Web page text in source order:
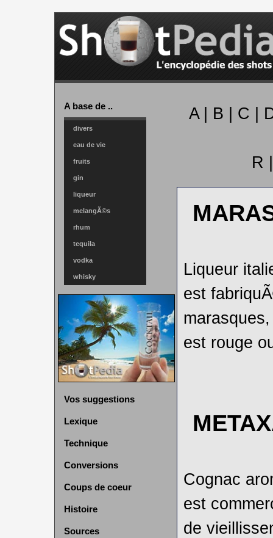
A base de ..
divers
eau de vie
fruits
gin
liqueur
melangÃ©s
rhum
tequila
vodka
whisky
Vos suggestions
Lexique
Technique
Conversions
Coups de coeur
Histoire
Sources
A | B | C |
R
Liqueur
est
est rouge
Cognac
est
de